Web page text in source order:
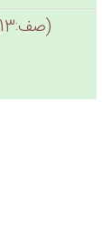
(صف:13)